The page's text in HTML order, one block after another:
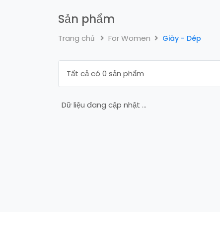
Sản phẩm
Trang chủ For Women Giày - Dép
Tất cả có 0 sản phẩm
Dữ liệu đang cập nhật ...